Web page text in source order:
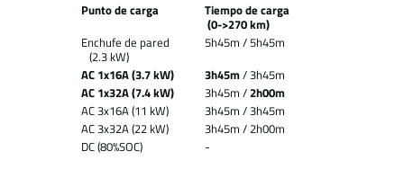
Punto de carga
Tiempo de carga
(0->270 km)
Enchufe de pared
(2.3 kW)
5h45m / 5h45m
AC 1x16A (3.7 kW)
3h45m/ 3h45m
AC 1x32A (7.4 kW)
3h45m /2h00m
AC 3x16A (11 kW)
3h45m / 3h45m
AC 3x32A (22 kW)
3h45m / 2h00m
DC (80%SOC)
-